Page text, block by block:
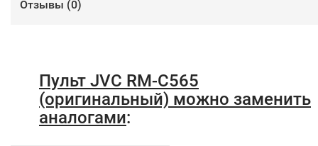
Отзывы (0)
Пульт JVC RM-C565
(оригинальный) можно заменить
аналогами: